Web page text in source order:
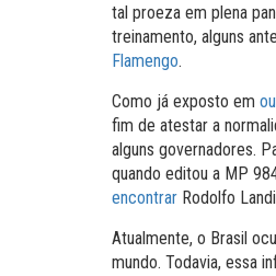
tal proeza em plena
treinamento, alguns
Flamengo.
Como já exposto em
fim de atestar a
alguns governadores.
quando editou a MP
encontrar Rodolfo
Atualmente, o Brasil
mundo. Todavia, essa